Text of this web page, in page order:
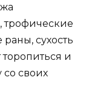
трофические
сухость
и
со своих